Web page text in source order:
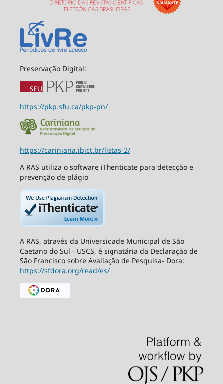
Preservação Digital:
https://pkp.sfu.ca/pkp-pn/
https://cariniana.ibict.br/listas-2/
A RAS utiliza o software iThenticate para detecção e
prevenção de plágio
A RAS, através da Universidade Municipal de São
Caetano do Sul - USCS, é signatária da Declaração de
São Francisco sobre Avaliação de Pesquisa- Dora:
https://sfdora.org/read/es/